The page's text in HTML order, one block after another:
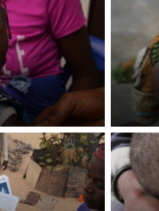
LÍBÍ SE
Abychom mohli pomáhat
rozhodnete pomoci jedním
dary nám